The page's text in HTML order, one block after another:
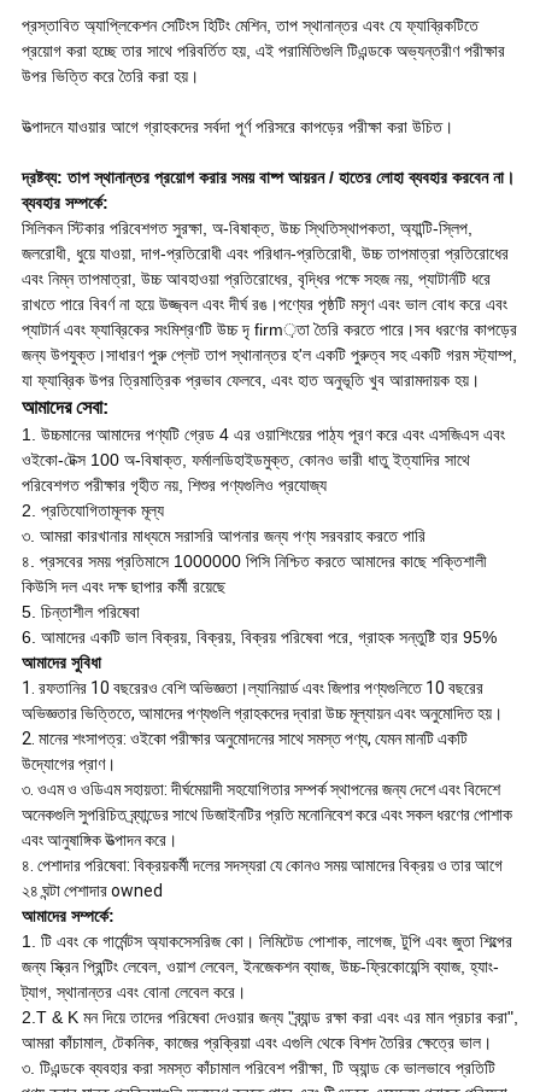
প্রস্তাবিত অ্যাপ্লিকেশন সেটিংস হিটিং মেশিন, তাপ স্থানান্তর এবং যে ফ্যাব্রিকটিতে
প্রয়োগ করা হচ্ছে তার সাথে পরিবর্তিত হয়, এই পরামিতিগুলি টিএন্ডকে অভ্যন্তরীণ পরীক্ষার
উপর ভিত্তি করে তৈরি করা হয়।
উত্পাদনে যাওয়ার আগে গ্রাহকদের সর্বদা পূর্ণ পরিসরে কাপড়ের পরীক্ষা করা উচিত।
দ্রষ্টব্য: তাপ স্থানান্তর প্রয়োগ করার সময় বাষ্প আয়রন / হাতের লোহা ব্যবহার করবেন না।
ব্যবহার সম্পর্কে:
সিলিকন স্টিকার পরিবেশগত সুরক্ষা, অ-বিষাক্ত, উচ্চ স্থিতিস্থাপকতা, অ্যান্টি-স্লিপ,
জলরোধী, ধুয়ে যাওয়া, দাগ-প্রতিরোধী এবং পরিধান-প্রতিরোধী, উচ্চ তাপমাত্রা প্রতিরোধের
এবং নিম্ন তাপমাত্রা, উচ্চ আবহাওয়া প্রতিরোধের, বৃদ্ধির পক্ষে সহজ নয়, প্যাটার্নটি ধরে
রাখতে পারে বিবর্ণ না হয়ে উজ্জ্বল এবং দীর্ঘ রঙ।পণ্যের পৃষ্ঠটি মসৃণ এবং ভাল বোধ করে এবং
প্যাটার্ন এবং ফ্যাব্রিকের সংমিশ্রণটি উচ্চ দৃ firm়তা তৈরি করতে পারে।সব ধরণের কাপড়ের
জন্য উপযুক্ত।সাধারণ পুরু প্লেট তাপ স্থানান্তর হ'ল একটি পুরুত্ব সহ একটি গরম স্ট্যাম্প,
যা ফ্যাব্রিক উপর ত্রিমাত্রিক প্রভাব ফেলবে, এবং হাত অনুভূতি খুব আরামদায়ক হয়।
আমাদের সেবা:
1. উচ্চমানের আমাদের পণ্যটি গ্রেড 4 এর ওয়াশিংয়ের পাঠ্য পূরণ করে এবং এসজিএস এবং
ওইকো-টেক্স 100 অ-বিষাক্ত, ফর্মালডিহাইডমুক্ত, কোনও ভারী ধাতু ইত্যাদির সাথে
পরিবেশগত পরীক্ষার গৃহীত নয়, শিশুর পণ্যগুলিও প্রযোজ্য
2. প্রতিযোগিতামূলক মূল্য
৩. আমরা কারখানার মাধ্যমে সরাসরি আপনার জন্য পণ্য সরবরাহ করতে পারি
৪. প্রসবের সময় প্রতিমাসে 1000000 পিসি নিশ্চিত করতে আমাদের কাছে শক্তিশালী
কিউসি দল এবং দক্ষ ছাপার কর্মী রয়েছে
5. চিন্তাশীল পরিষেবা
6. আমাদের একটি ভাল বিক্রয়, বিক্রয়, বিক্রয় পরিষেবা পরে, গ্রাহক সন্তুষ্টি হার 95%
আমাদের সুবিধা
1. রফতানির 10 বছরেরও বেশি অভিজ্ঞতা।ল্যানিয়ার্ড এবং জিপার পণ্যগুলিতে 10 বছরের
অভিজ্ঞতার ভিত্তিতে, আমাদের পণ্যগুলি গ্রাহকদের দ্বারা উচ্চ মূল্যায়ন এবং অনুমোদিত হয়।
2. মানের শংসাপত্র: ওইকো পরীক্ষার অনুমোদনের সাথে সমস্ত পণ্য, যেমন মানটি একটি
উদ্যোগের প্রাণ।
৩. ওএম ও ওডিএম সহায়তা: দীর্ঘমেয়াদী সহযোগিতার সম্পর্ক স্থাপনের জন্য দেশে এবং বিদেশে
অনেকগুলি সুপরিচিত ব্র্যান্ডের সাথে ডিজাইনটির প্রতি মনোনিবেশ করে এবং সকল ধরণের পোশাক
এবং আনুষাঙ্গিক উত্পাদন করে।
৪. পেশাদার পরিষেবা: বিক্রয়কর্মী দলের সদস্যরা যে কোনও সময় আমাদের বিক্রয় ও তার আগে
২৪ ঘন্টা পেশাদার owned
আমাদের সম্পর্কে:
1. টি এবং কে গার্মেন্টস অ্যাকসেসরিজ কো। লিমিটেড পোশাক, লাগেজ, টুপি এবং জুতা শিল্পের
জন্য স্ক্রিন প্রিন্টিং লেবেল, ওয়াশ লেবেল, ইনজেকশন ব্যাজ, উচ্চ-ফ্রিকোয়েন্সি ব্যাজ, হ্যাং-
ট্যাগ, স্থানান্তর এবং বোনা লেবেল করে।
2.T & K মন দিয়ে তাদের পরিষেবা দেওয়ার জন্য "ব্র্যান্ড রক্ষা করা এবং এর মান প্রচার করা",
আমরা কাঁচামাল, টেকনিক, কাজের প্রক্রিয়া এবং এগুলি থেকে বিশদ তৈরির ক্ষেত্রে ভাল।
৩. টিএন্ডকে ব্যবহার করা সমস্ত কাঁচামাল পরিবেশ পরীক্ষা, টি অ্যান্ড কে ভালভাবে প্রতিটি